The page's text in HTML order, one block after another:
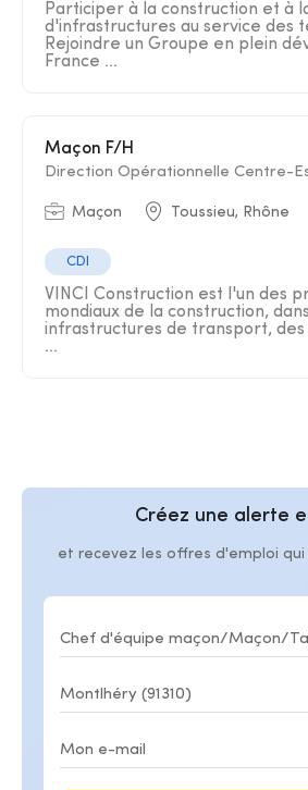
Participer à la construction et à
d'infrastructures au service des
Rejoindre un Groupe en plein
France ...
Maçon F/H
Direction Opérationnelle Centre-
Maçon Toussieu, Rhône
CDI
VINCI Construction est l'un des
mondiaux de la construction,
infrastructures de transport, des
...
Créez une alerte
et recevez les offres d'emploi